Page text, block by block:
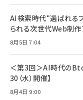
ケー
ド
17 /
Pro/
￥
￥
AI検索時代“選ばれる
られる次世代Web制作
8月5日 7:04
＜第3回＞AI時代の
30（水）開催】
8月4日 9:00